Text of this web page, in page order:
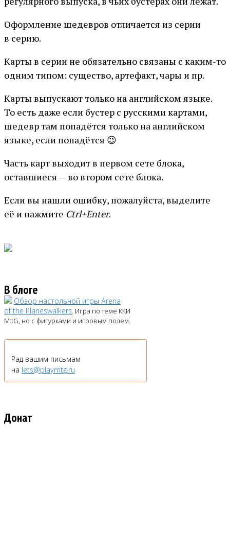
Оформление шедевров отличается из серии
в серию.
Карты в серии не обязательно связаны с каким-то
одним типом: существо, артефакт, чары и пр.
Карты выпускают только на английском языке.
То есть даже если бустер с русскими картами,
шедевр там попадётся только на английском
языке, если попадётся 😉
Часть карт выходит в первом сете блока,
оставшиеся — во втором сете блока.
Если вы нашли ошибку, пожалуйста, выделите
её и нажмите Ctrl+Enter.
В блоге
Обзор настольной игры Arena
of the Planeswalkers. Игра по теме ККИ
M:tG, но с фигурками и игровым полем.
Рад вашим письмам
на lets@playmtg.ru
Донат